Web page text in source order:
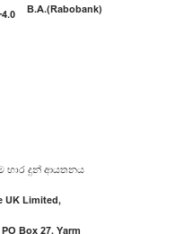
B.A.(Rabobank)
දුන් ආයතනය
UK Limited,
Box 27, Yarm